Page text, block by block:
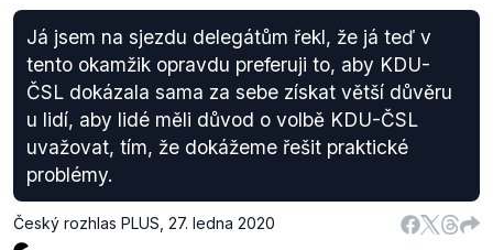
Já jsem na sjezdu delegátům řekl, že já teď v
tento okamžik opravdu preferuji to, aby KDU-
ČSL dokázala sama za sebe získat větší důvěru
u lidí, aby lidé měli důvod o volbě KDU-ČSL
uvažovat, tím, že dokážeme řešit praktické
problémy.
Český rozhlas PLUS 27. ledna 2020